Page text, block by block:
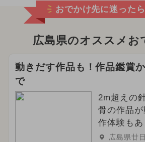
2025年4月のイベント
2025年10月のイベント
2026年8月のイベント
2024年10月のイベント
2026年5月のイベント
おでかけ先に迷ったら
広島県のオススメお
動きだす作品も！作品鑑賞
で
2m超えの
骨の作品
作体験もあ
広島県廿